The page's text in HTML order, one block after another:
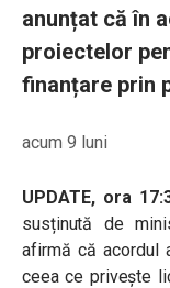
anunțat că în
proiectelor
finanțare prin
acum 9 luni
UPDATE, ora
susținută de
afirmă că acordul
ceea ce privește